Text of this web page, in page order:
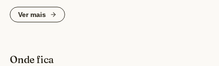
e decoração temática. Seja para um almoço durante a
semana ou para esticar a noite com amigos, o Boteco
Ver mais
Onde fica